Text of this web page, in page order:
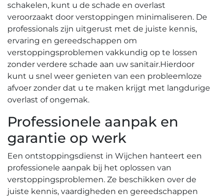
schakelen, kunt u de schade en overlast
veroorzaakt door verstoppingen minimaliseren. De
professionals zijn uitgerust met de juiste kennis,
ervaring en gereedschappen om
verstoppingsproblemen vakkundig op te lossen
zonder verdere schade aan uw sanitair.​ Hierdoor
kunt u snel weer genieten van een probleemloze
afvoer zonder dat u te maken krijgt met langdurige
overlast of ongemak.​
Professionele aanpak en
garantie op werk
Een ontstoppingsdienst in Wijchen hanteert een
professionele aanpak bij het oplossen van
verstoppingsproblemen.​ Ze beschikken over de
juiste kennis, vaardigheden en gereedschappen